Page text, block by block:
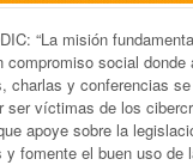
“La misión
compromiso social donde
charlas y conferencias
ser víctimas de los
apoye sobre la
fomente el buen uso de